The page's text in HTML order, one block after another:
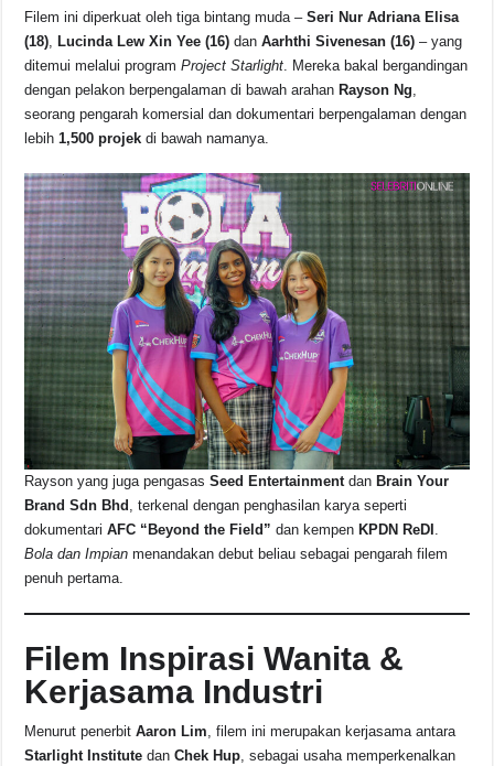
Filem ini diperkuat oleh tiga bintang muda –Seri Nur Adriana Elisa
(18), Lucinda Lew Xin Yee (16) danAarhthi Sivenesan (16) – yang
ditemui melalui programProject Starlight. Mereka bakal bergandingan
dengan pelakon berpengalaman di bawah arahan Rayson Ng,
seorang pengarah komersial dan dokumentari berpengalaman dengan
lebih1,500 projek di bawah namanya.
Rayson yang juga pengasasSeed Entertainmentdan Brain Your
Brand Sdn Bhd , terkenal dengan penghasilan karya seperti
dokumentariAFC “Beyond the Field” dan kempen KPDN ReDI .
Bola dan Impian menandakan debut beliau sebagai pengarah filem
penuh pertama.
Filem Inspirasi Wanita &
Kerjasama Industri
Menurut penerbitAaron Lim, filem ini merupakan kerjasama antara
Starlight Institute danChek Hup, sebagai usaha memperkenalkan